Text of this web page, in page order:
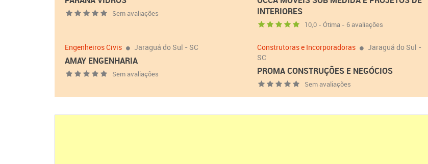
Sem avaliações
INTERIORES
10,0 - Ótima - 6 avaliações
Engenheiros Civis Jaraguá do Sul - SC
AMAY ENGENHARIA
Sem avaliações
Construtoras e Incorporadoras
Jaraguá do Sul -
SC
PROMA CONSTRUÇÕES E NEGÓCIOS
Sem avaliações